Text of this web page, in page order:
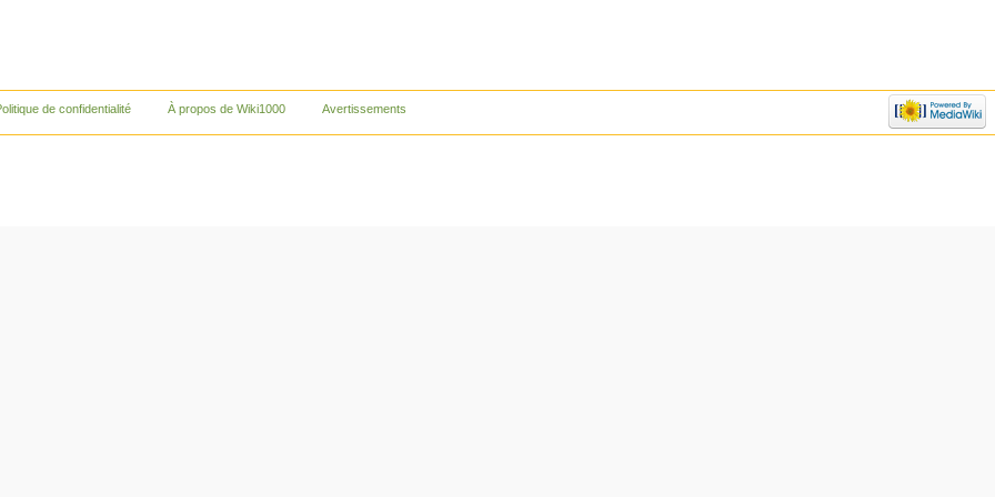
de confidentialité À propos de Wiki1000 Avertissements